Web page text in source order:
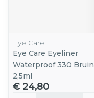
Eye Care
Eye Care Eyeliner
Waterproof 330 Bruin
2,5ml
€ 24,80